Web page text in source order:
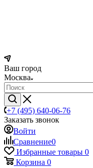
Ваш город
Москва
+7 (495) 640-06-76
Заказать звонок
Войти
Сравнение0
Избранные товары 0
Корзина 0